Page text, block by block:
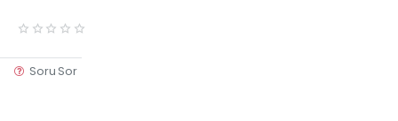
Soru Sor